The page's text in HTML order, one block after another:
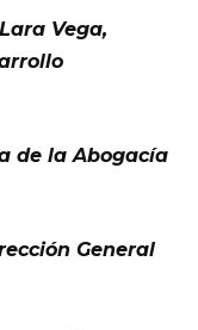
Vega,
de la Abogacía
General